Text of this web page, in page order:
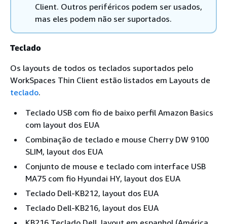
Client. Outros periféricos podem ser usados,
mas eles podem não ser suportados.
Teclado
Os layouts de todos os teclados suportados pelo
WorkSpaces Thin Client estão listados em Layouts de
teclado.
Teclado USB com fio de baixo perfil Amazon Basics
com layout dos EUA
Combinação de teclado e mouse Cherry DW 9100
SLIM, layout dos EUA
Conjunto de mouse e teclado com interface USB
MA75 com fio Hyundai HY, layout dos EUA
Teclado Dell-KB212, layout dos EUA
Teclado Dell-KB216, layout dos EUA